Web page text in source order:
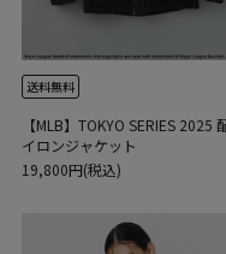
送料無料
【MLB】TOKYO SERIES 2025
イロンジャケット
19,800円(税込)